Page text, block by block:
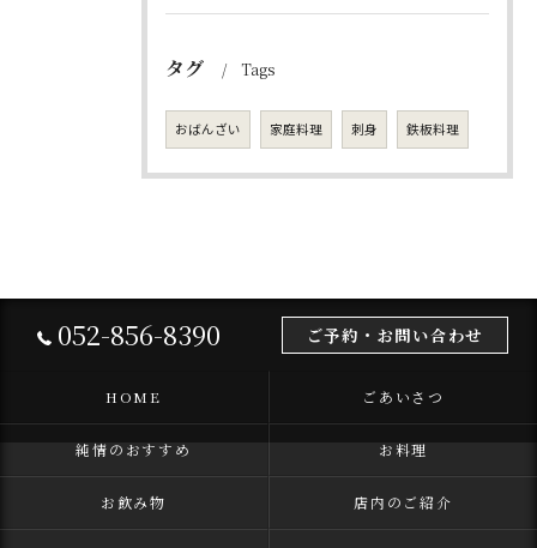
タグ Tags
おばんざい 家庭料理 刺身 鉄板料理
052-856-8390 ご予約・お問い合わせ
HOME ごあいさつ
純情のおすすめ お料理
お飲み物 店内のご紹介